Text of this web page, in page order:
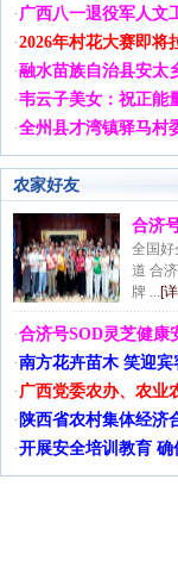
· 广西八一退役军人文
·2026年村花大赛即将
·融水苗族自治县安太
·韦云子美女：祝正能
·全州县才湾镇驿马村
农家好友
合济
全国好
道 合
牌 ...[
·合济号SOD灵芝健康
·南方花卉苗木 笑迎宾
· 广西党委农办、农业
· 陕西省农村集体经济
·开展安全培训教育